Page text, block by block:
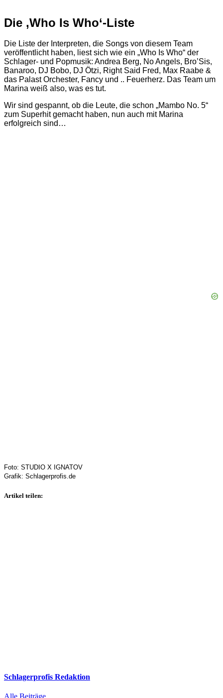
Die ‚Who Is Who‘-Liste
Die Liste der Interpreten, die Songs von diesem Team
veröffentlicht haben, liest sich wie ein „Who Is Who“ der
Schlager- und Popmusik: Andrea Berg, No Angels, Bro’Sis,
Banaroo, DJ Bobo, DJ Ötzi, Right Said Fred, Max Raabe &
das Palast Orchester, Fancy und .. Feuerherz. Das Team um
Marina weiß also, was es tut.
Wir sind gespannt, ob die Leute, die schon „Mambo No. 5“
zum Superhit gemacht haben, nun auch mit Marina
erfolgreich sind…
Foto: STUDIO X IGNATOV
Grafik: Schlagerprofis.de
Artikel teilen:
Schlagerprofis Redaktion